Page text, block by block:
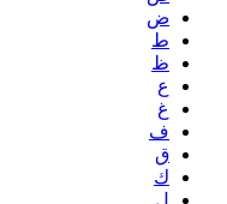
ض
ط
ظ
ع
غ
ف
ق
ك
ل